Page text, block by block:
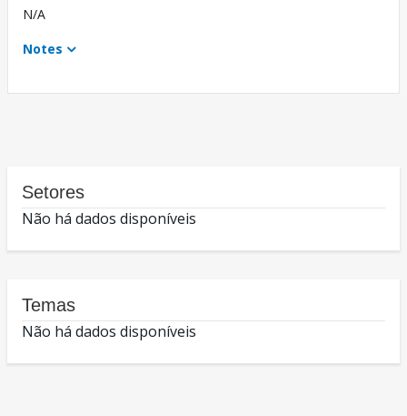
N/A
Notes
Setores
Não há dados disponíveis
Temas
Não há dados disponíveis